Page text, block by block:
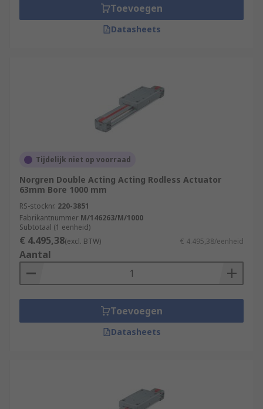
Toevoegen
Datasheets
Tijdelijk niet op voorraad
Norgren Double Acting Acting Rodless Actuator
63mm Bore 1000 mm
RS-stocknr. 220-3851
Fabrikantnummer M/146263/M/1000
Subtotaal (1 eenheid)
€ 4.495,38(excl. BTW) € 4.495,38/eenheid
Aantal
Toevoegen
Datasheets